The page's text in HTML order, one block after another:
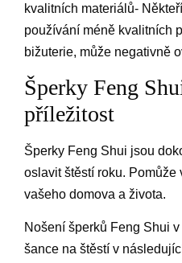
kvalitních materiálů-
používání méně kvalitních
bižuterie, může negativně
Šperky Feng
příležitost
Šperky Feng Shui jsou
oslavit štěstí roku. Pomůže
vašeho domova a života.
Nošení šperků Feng Shui
šance na štěstí v